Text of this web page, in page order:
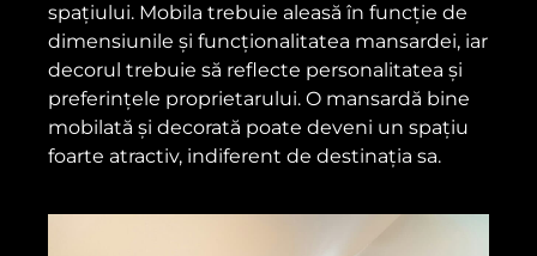
spațiului. Mobila trebuie aleasă în funcție de
dimensiunile și funcționalitatea mansardei, iar
decorul trebuie să reflecte personalitatea și
preferințele proprietarului. O mansardă bine
mobilată și decorată poate deveni un spațiu
foarte atractiv, indiferent de destinația sa.